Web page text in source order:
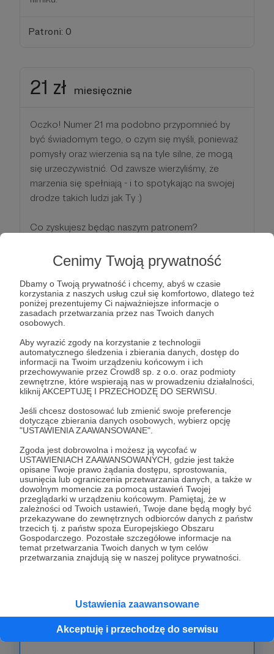
Cenimy Twoją prywatność
Dbamy o Twoją prywatność i chcemy, abyś w czasie
korzystania z naszych usług czuł się komfortowo, dlatego też
poniżej prezentujemy Ci najważniejsze informacje o
zasadach przetwarzania przez nas Twoich danych
osobowych.
Aby wyrazić zgody na korzystanie z technologii
automatycznego śledzenia i zbierania danych, dostęp do
informacji na Twoim urządzeniu końcowym i ich
przechowywanie przez Crowd8 sp. z o.o. oraz podmioty
zewnętrzne, które wspierają nas w prowadzeniu działalności,
kliknij AKCEPTUJĘ I PRZECHODZĘ DO SERWISU.
Jeśli chcesz dostosować lub zmienić swoje preferencje
dotyczące zbierania danych osobowych, wybierz opcję
"USTAWIENIA ZAAWANSOWANE".
Zgoda jest dobrowolna i możesz ją wycofać w
USTAWIENIACH ZAAWANSOWANYCH, gdzie jest także
opisane Twoje prawo żądania dostępu, sprostowania,
usunięcia lub ograniczenia przetwarzania danych, a także w
dowolnym momencie za pomocą ustawień Twojej
przeglądarki w urządzeniu końcowym. Pamiętaj, że w
zależności od Twoich ustawień, Twoje dane będą mogły być
przekazywane do zewnętrznych odbiorców danych z państw
trzecich tj. z państw spoza Europejskiego Obszaru
Gospodarczego. Pozostałe szczegółowe informacje na
temat przetwarzania Twoich danych w tym celów
przetwarzania znajdują się w naszej polityce prywatności.
Ustawienia zaawansowane
Akceptuję i przechodzę do serwisu
Patroni: 0
21 zł miesięcznie
Oczko! Numer 21 ma podobno przypomnieć by
być świadomym tego, o czym się myśli, ponieważ
pomysły oraz wierzenia są na tyle silne, że mogą
się urzeczywistnić. Od zawsze wierzyliśmy, że
marzenia się spełniają - i to spotykając na swojej
drodze takich ludzi jak Ty :)
Co zyskujesz będąc naszym patronem?
Dzięki Tobie mamy czas na tworzenie
dodatkowych treści i większej ilości filmów na
naszych kanałach społecznościowych.
Ebook o pieczeniu chleba napisany przez nas.
Wpis na listę Patronów, dostępną na naszej
stronie (www.theslowlifers.com) i na końcu
każdego filmiku.
Patroni: 0
50 zł miesięcznie
WOW! Dziękujemy z całych naszych trzech
serduszek. Na dowód tego zapewniamy:
Dzięki Tobie mamy czas na tworzenie
dodatkowych treści i większej ilości filmów na
Wpis na listę Patronów, dostępną na naszej
stronie (www.theslowlifers.com) i na końcu
każdego filmiku.